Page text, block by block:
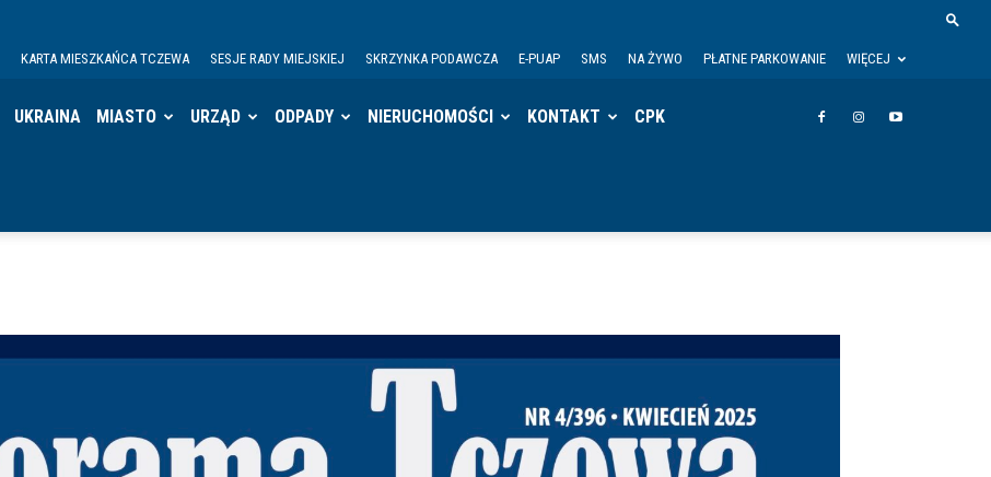
KARTA MIESZKAŃCA TCZEWA SESJE RADY MIEJSKIEJ SKRZYNKA PODAWCZA E-PUAP SMS NA ŻYWO PŁATNE PARKOWANIE WIĘCEJ
UKRAINA MIASTO URZĄD ODPADY NIERUCHOMOŚCI KONTAKT CPK